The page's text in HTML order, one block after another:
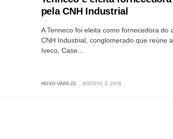
pela CNH Industrial
A Tenneco foi eleita como fornecedora do
CNH Industrial, conglomerado que reúne
Iveco, Case…
NOVO VAREJO AGOSTO 3, 2018